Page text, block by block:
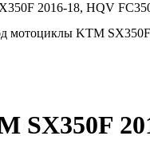
2016-18, HQV
мотоциклы KTM